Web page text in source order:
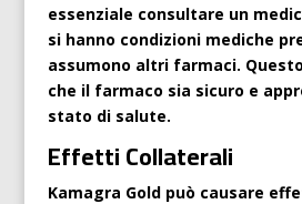
essenziale consultare un
si hanno condizioni mediche
assumono altri farmaci.
che il farmaco sia sicuro e
stato di salute.
Effetti Collaterali
Kamagra Gold può causare